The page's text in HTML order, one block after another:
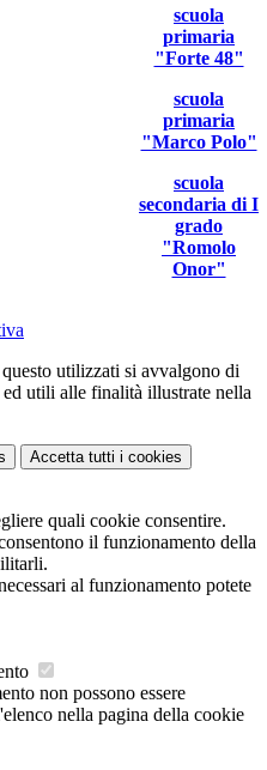
scuola
primaria
"Forte 48"
scuola
primaria
"Marco Polo"
scuola
secondaria di I
grado
"Romolo
Onor"
utilizzati si avvalgono di
utili alle finalità illustrate nella
Accetta tutti i cookies
quali cookie consentire.
il funzionamento della
al funzionamento potete
non possono essere
nella pagina della cookie